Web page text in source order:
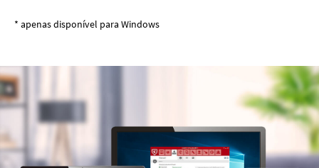
* apenas disponível para Windows